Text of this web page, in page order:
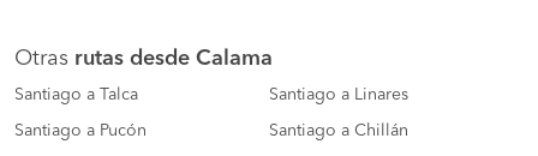
Otras rutas desde Calama
Santiago a Talca Santiago a Linares
Santiago a Pucón Santiago a Chillán